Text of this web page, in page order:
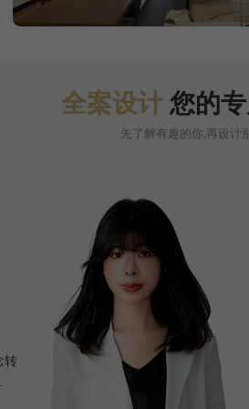
全案设计 您的
先了解有趣的你,再设计
何明梅
主案设计师
15年
设计理念
来源生活，根植生活